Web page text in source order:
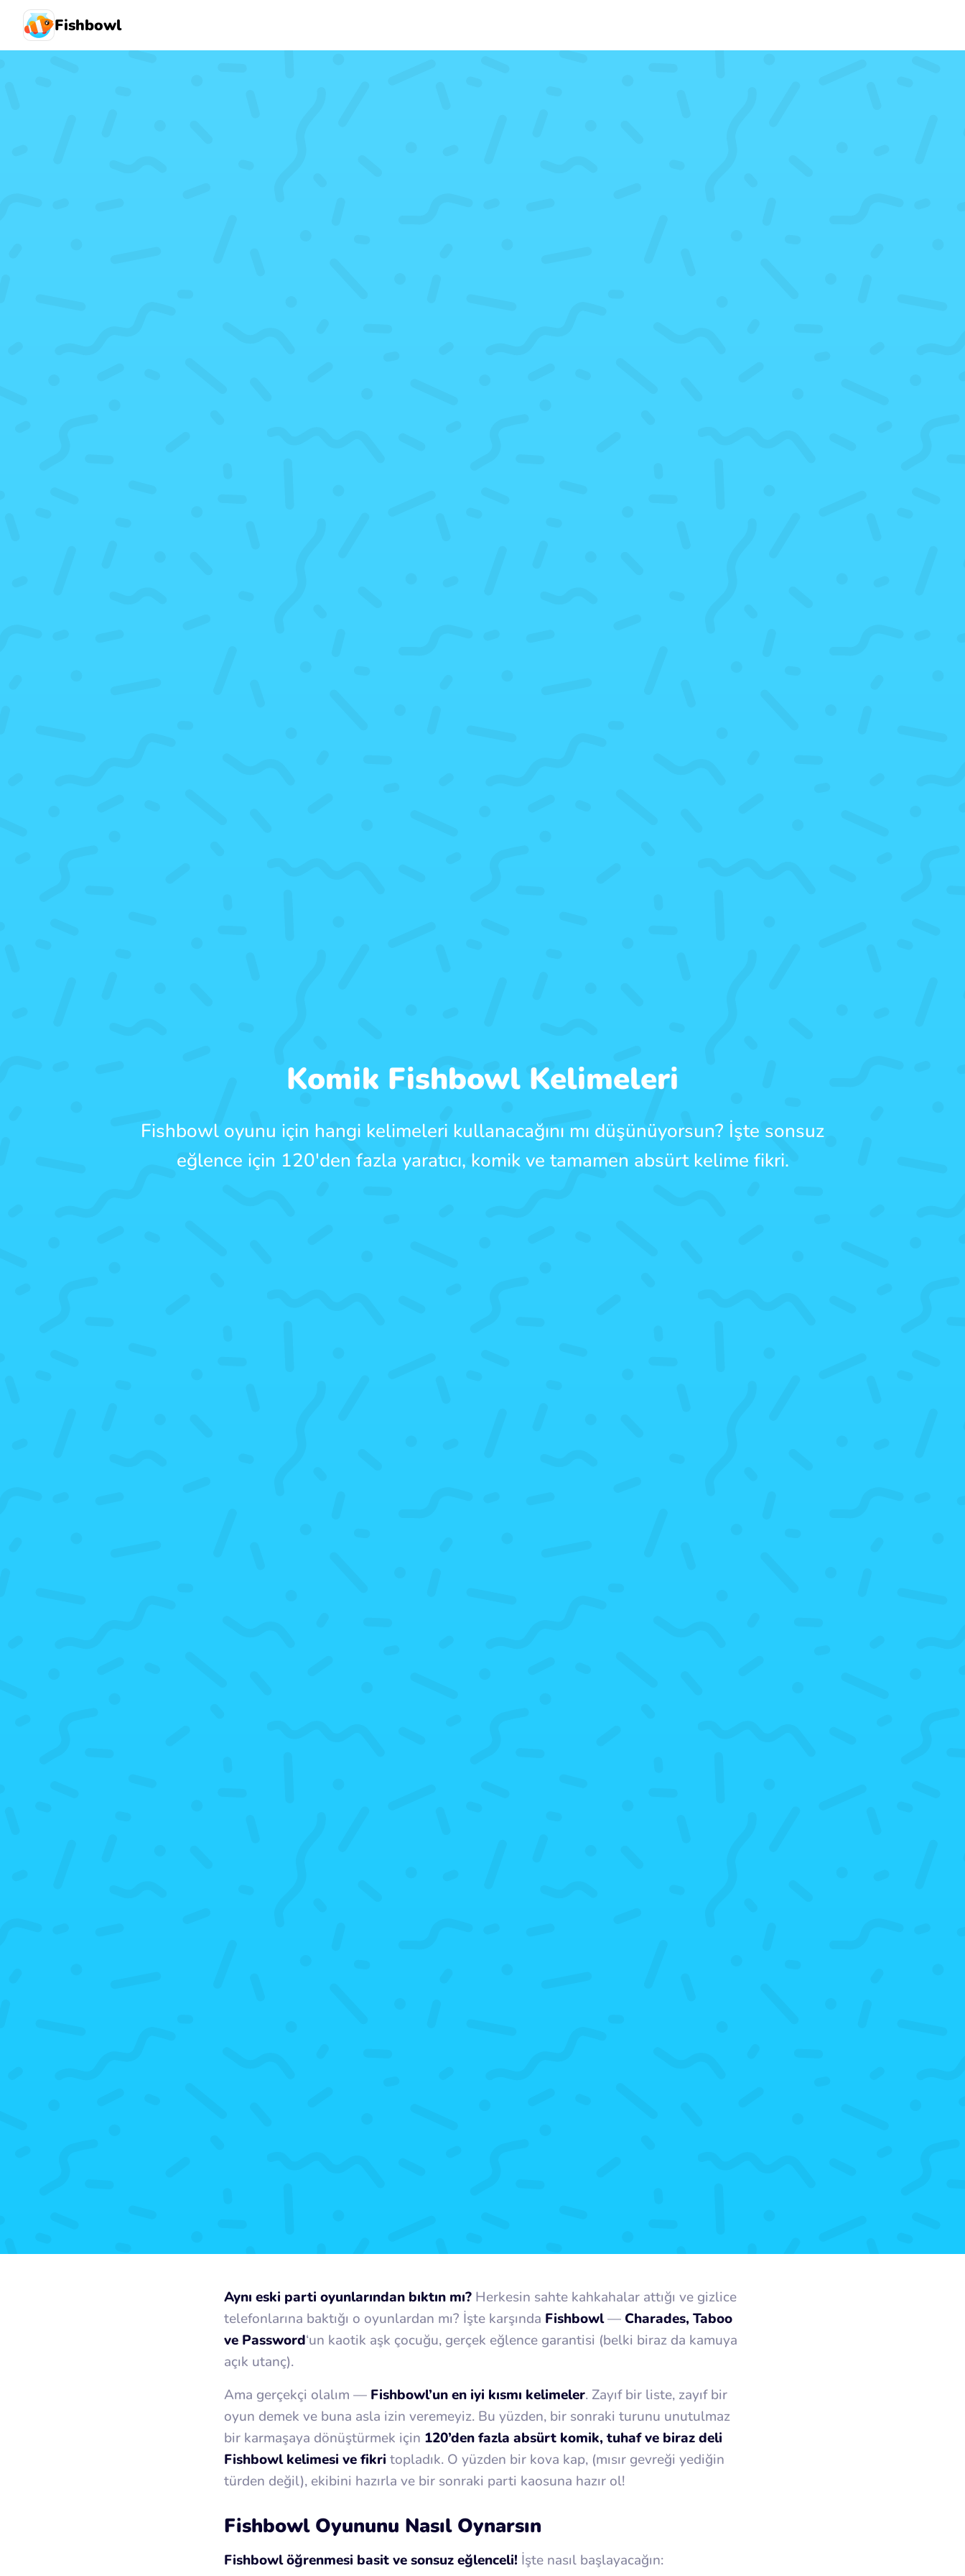
Fishbowl
Komik Fishbowl Kelimeleri
Fishbowl oyunu için hangi kelimeleri kullanacağını mı düşünüyorsun? İşte sonsuz
eğlence için 120'den fazla yaratıcı, komik ve tamamen absürt kelime fikri.
Aynı eski parti oyunlarından bıktın mı? Herkesin sahte kahkahalar attığı ve gizlice
telefonlarına baktığı o oyunlardan mı? İşte karşında Fishbowl— Charades, Taboo
ve Password‘un kaotik aşk çocuğu, gerçek eğlence garantisi (belki biraz da kamuya
açık utanç).
Ama gerçekçi olalım — Fishbowl’un en iyi kısmı kelimeler. Zayıf bir liste, zayıf bir
oyun demek ve buna asla izin veremeyiz. Bu yüzden, bir sonraki turunu unutulmaz
bir karmaşaya dönüştürmek için 120’den fazla absürt komik, tuhaf ve biraz deli
Fishbowl kelimesi ve fikri topladık. O yüzden bir kova kap, (mısır gevreği yediğin
türden değil), ekibini hazırla ve bir sonraki parti kaosuna hazır ol!
Fishbowl Oyununu Nasıl Oynarsın
Fishbowl öğrenmesi basit ve sonsuz eğlenceli! İşte nasıl başlayacağın: